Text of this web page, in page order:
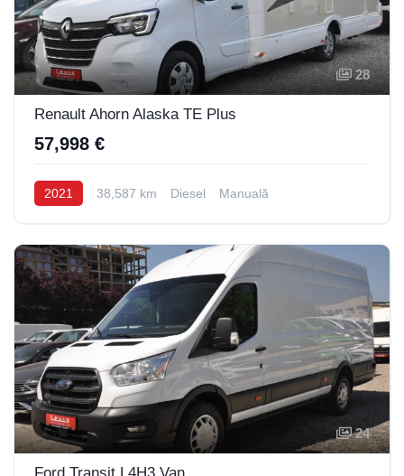
28
Renault Ahorn Alaska TE Plus
57,998 €
2021 38,587 km Diesel Manuală
24
Levis AI Agent